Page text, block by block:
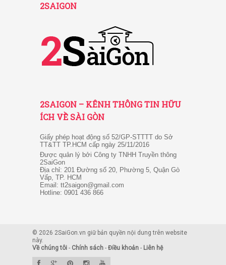
2SAIGON
2SAIGON – KÊNH THÔNG TIN HỮU
ÍCH VỀ SÀI GÒN
Giấy phép hoạt động số 52/GP-STTTT do Sở
TT&TT TP.HCM cấp ngày 25/11/2016
Được quản lý bởi Công ty TNHH Truyền thông
2SaiGon
Địa chỉ: 201 Đường số 20, Phường 5, Quận Gò
Vấp, TP. HCM
Email: tt2saigon@gmail.com
Hotline: 0901 436 866
© 2026 2SaiGon.vn giữ bản quyền nội dung trên website
này.
Về chúng tôi - Chính sách - Điều khoản - Liên hệ